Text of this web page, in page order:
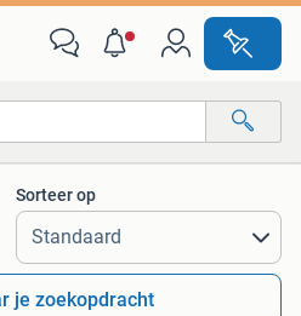
Sorteer op
je zoekopdracht